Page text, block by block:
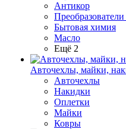
Антикор
Бытовая химия
Масло
Ещё 2
Авточехлы, майки,
Авточехлы
Накидки
Оплетки
Майки
Ковры